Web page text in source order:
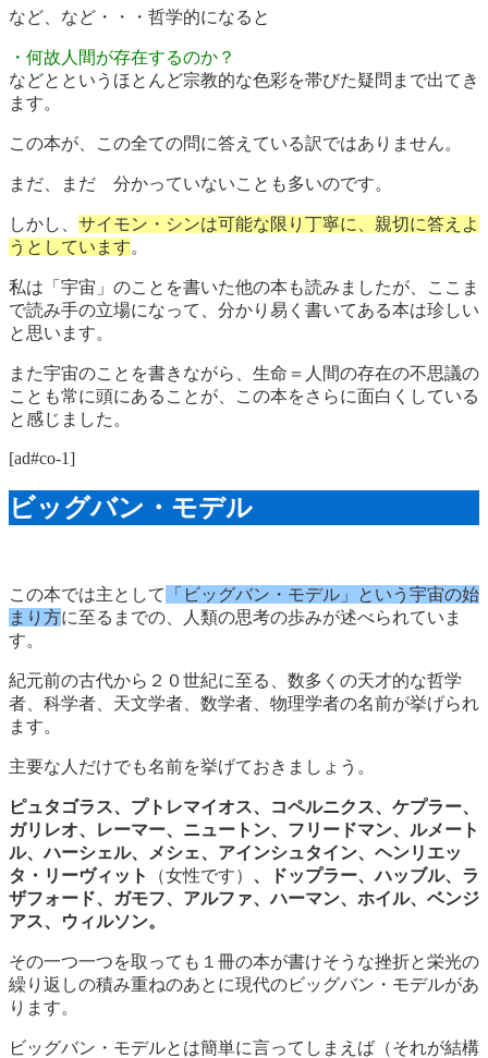
など、など・・・哲学的になると
・何故人間が存在するのか？
などとというほとんど宗教的な色彩を帯びた疑問まで出てき
ます。
この本が、この全ての問に答えている訳ではありません。
まだ、まだ 分かっていないことも多いのです。
しかし、 サイモン・シンは可能な限り丁寧に、親切に答えよ
うとしています。
私は「宇宙」のことを書いた他の本も読みましたが、ここま
で読み手の立場になって、分かり易く書いてある本は珍しい
と思います。
また宇宙のことを書きながら、生命＝人間の存在の不思議の
ことも常に頭にあることが、この本をさらに面白くしている
と感じました。
[ad#co-1]
ビッグバン・モデル
この本では主として
「ビッグバン・モデル」という宇宙の始
まり方に至るまでの、人類の思考の歩みが述べられていま
す。
紀元前の古代から２０世紀に至る、数多くの天才的な哲学
者、科学者、天文学者、数学者、物理学者の名前が挙げられ
ます。
主要な人だけでも名前を挙げておきましょう。
ピュタゴラス、プトレマイオス、コペルニクス、ケプラー、
ガリレオ、レーマー、ニュートン、フリードマン、ルメート
ル、ハーシェル、メシェ、アインシュタイン、ヘンリエッ
タ・リーヴィット
（女性です） 、ドップラー、ハッブル、ラ
ザフォード、ガモフ、アルファ、ハーマン、ホイル、ベンジ
アス、ウィルソン。
その一つ一つを取っても１冊の本が書けそうな挫折と栄光の
繰り返しの積み重ねのあとに現代のビッグバン・モデルがあ
ります。
ビッグバン・モデルとは簡単に言ってしまえば（それが結構